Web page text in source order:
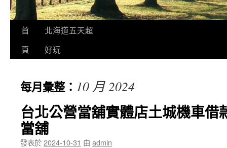
跳
容
首
頁
北海道五天超
好玩
每月彙整： 10 月 2024
台北公營當舖實體店土城機車借
當舖
發表於2024-10-31 由 admin